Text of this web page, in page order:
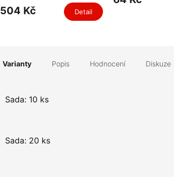
504 Kč Detail
Varianty Popis Hodnocení Diskuze
Sada: 10 ks
Sada: 20 ks